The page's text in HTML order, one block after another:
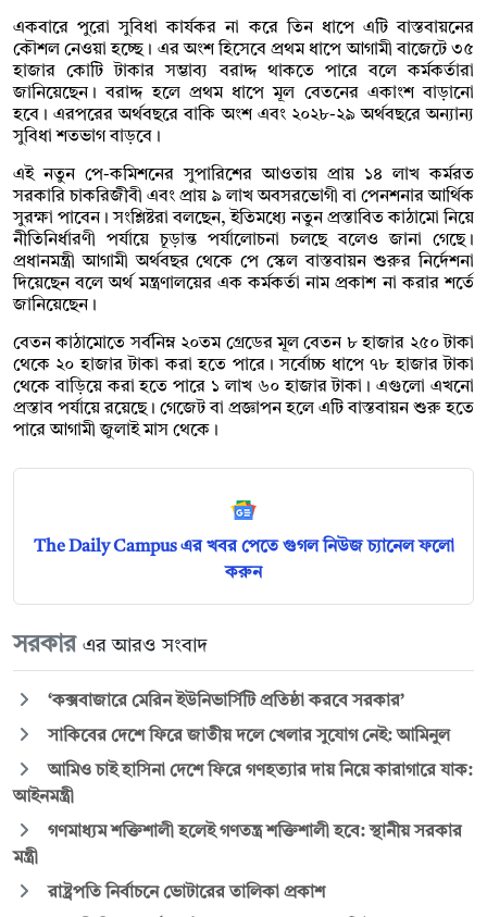
একবারে পুরো সুবিধা কার্যকর না করে তিন ধাপে এটি বাস্তবায়নের
কৌশল নেওয়া হচ্ছে। এর অংশ হিসেবে প্রথম ধাপে আগামী বাজেটে ৩৫
হাজার কোটি টাকার সম্ভাব্য বরাদ্দ থাকতে পারে বলে কর্মকর্তারা
জানিয়েছেন। বরাদ্দ হলে প্রথম ধাপে মূল বেতনের একাংশ বাড়ানো
হবে। এরপরের অর্থবছরে বাকি অংশ এবং ২০২৮-২৯ অর্থবছরে অন্যান্য
সুবিধা শতভাগ বাড়বে।
এই নতুন পে-কমিশনের সুপারিশের আওতায় প্রায় ১৪ লাখ কর্মরত
সরকারি চাকরিজীবী এবং প্রায় ৯ লাখ অবসরভোগী বা পেনশনার আর্থিক
সুরক্ষা পাবেন। সংশ্লিষ্টরা বলছেন, ইতিমধ্যে নতুন প্রস্তাবিত কাঠামো নিয়ে
নীতিনির্ধারণী পর্যায়ে চূড়ান্ত পর্যালোচনা চলছে বলেও জানা গেছে।
প্রধানমন্ত্রী আগামী অর্থবছর থেকে পে স্কেল বাস্তবায়ন শুরুর নির্দেশনা
দিয়েছেন বলে অর্থ মন্ত্রণালয়ের এক কর্মকর্তা নাম প্রকাশ না করার শর্তে
জানিয়েছেন।
বেতন কাঠামোতে সর্বনিম্ন ২০তম গ্রেডের মূল বেতন ৮ হাজার ২৫০ টাকা
থেকে ২০ হাজার টাকা করা হতে পারে। সর্বোচ্চ ধাপে ৭৮ হাজার টাকা
থেকে বাড়িয়ে করা হতে পারে ১ লাখ ৬০ হাজার টাকা। এগুলো এখনো
প্রস্তাব পর্যায়ে রয়েছে। গেজেট বা প্রজ্ঞাপন হলে এটি বাস্তবায়ন শুরু হতে
পারে আগামী জুলাই মাস থেকে।
The Daily Campus এর খবর পেতে গুগল নিউজ চ্যানেল ফলো
করুন
সরকার এর আরও সংবাদ
‘কক্সবাজারে মেরিন ইউনিভার্সিটি প্রতিষ্ঠা করবে সরকার’
সাকিবের দেশে ফিরে জাতীয় দলে খেলার সুযোগ নেই: আমিনুল
আমিও চাই হাসিনা দেশে ফিরে গণহত্যার দায় নিয়ে কারাগারে যাক:
আইনমন্ত্রী
গণমাধ্যম শক্তিশালী হলেই গণতন্ত্র শক্তিশালী হবে: স্থানীয় সরকার
মন্ত্রী
রাষ্ট্রপতি নির্বাচনে ভোটারের তালিকা প্রকাশ